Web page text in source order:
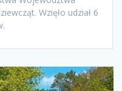
Wzięło udział 6